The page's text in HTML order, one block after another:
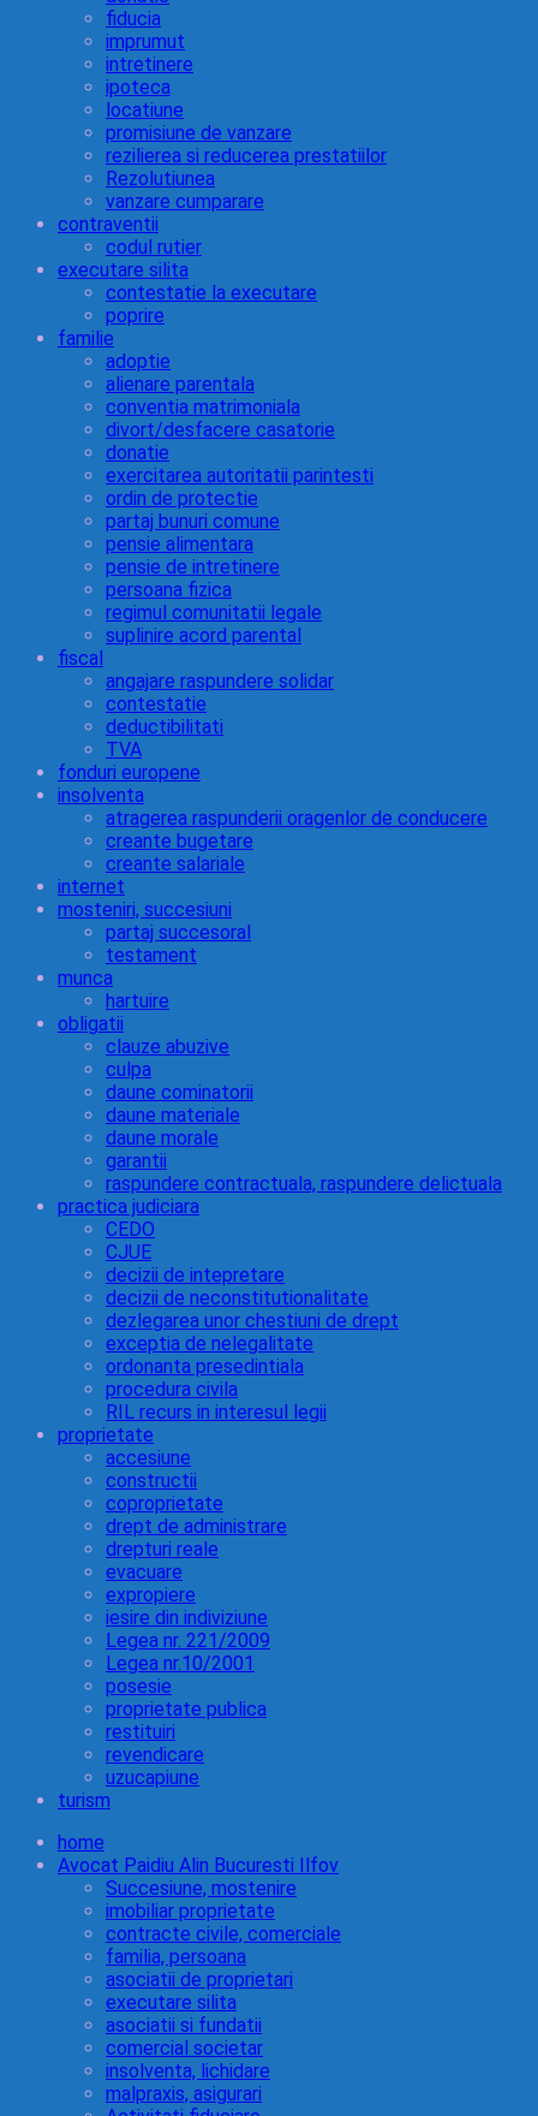
fiducia
imprumut
intretinere
ipoteca
locatiune
promisiune de vanzare
rezilierea si reducerea prestatiilor
Rezolutiunea
vanzare cumparare
contraventii
codul rutier
executare silita
contestatie la executare
poprire
familie
adoptie
alienare parentala
conventia matrimoniala
divort/desfacere casatorie
donatie
exercitarea autoritatii parintesti
ordin de protectie
partaj bunuri comune
pensie alimentara
pensie de intretinere
persoana fizica
regimul comunitatii legale
suplinire acord parental
fiscal
angajare raspundere solidar
contestatie
deductibilitati
TVA
fonduri europene
insolventa
atragerea raspunderii oragenlor de conducere
creante bugetare
creante salariale
internet
mosteniri, succesiuni
partaj succesoral
testament
munca
hartuire
obligatii
clauze abuzive
culpa
daune cominatorii
daune materiale
daune morale
garantii
raspundere contractuala, raspundere delictuala
practica judiciara
CEDO
CJUE
decizii de intepretare
decizii de neconstitutionalitate
dezlegarea unor chestiuni de drept
exceptia de nelegalitate
ordonanta presedintiala
procedura civila
RIL recurs in interesul legii
proprietate
accesiune
constructii
coproprietate
drept de administrare
drepturi reale
evacuare
expropiere
iesire din indiviziune
Legea nr. 221/2009
Legea nr.10/2001
posesie
proprietate publica
restituiri
revendicare
uzucapiune
turism
home
Avocat Paidiu Alin Bucuresti Ilfov
Succesiune, mostenire
imobiliar proprietate
contracte civile, comerciale
familia, persoana
asociatii de proprietari
executare silita
asociatii si fundatii
comercial societar
insolventa, lichidare
malpraxis, asigurari